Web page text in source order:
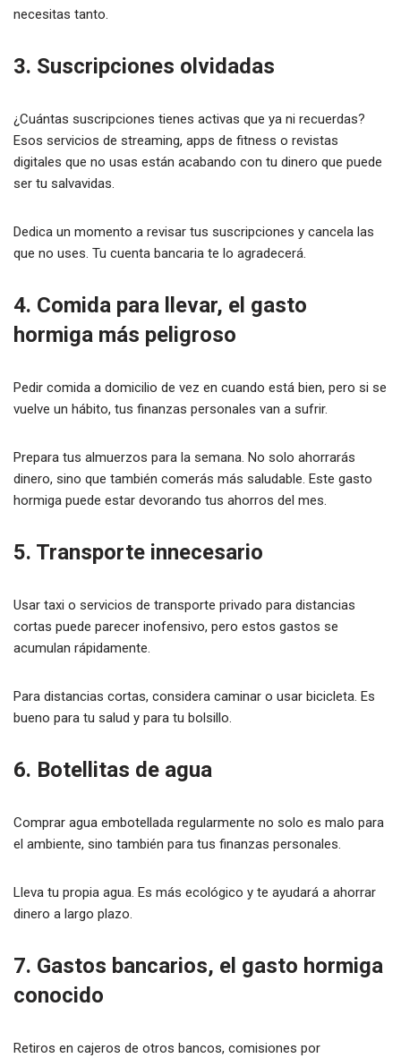
necesitas tanto.
3. Suscripciones olvidadas
¿Cuántas suscripciones tienes activas que ya ni recuerdas?
Esos servicios de streaming, apps de fitness o revistas
digitales que no usas están acabando con tu dinero que puede
ser tu salvavidas.
Dedica un momento a revisar tus suscripciones y cancela las
que no uses. Tu cuenta bancaria te lo agradecerá.
4. Comida para llevar, el gasto
hormiga más peligroso
Pedir comida a domicilio de vez en cuando está bien, pero si se
vuelve un hábito, tus finanzas personales van a sufrir.
Prepara tus almuerzos para la semana. No solo ahorrarás
dinero, sino que también comerás más saludable. Este gasto
hormiga puede estar devorando tus ahorros del mes.
5. Transporte innecesario
Usar taxi o servicios de transporte privado para distancias
cortas puede parecer inofensivo, pero estos gastos se
acumulan rápidamente.
Para distancias cortas, considera caminar o usar bicicleta. Es
bueno para tu salud y para tu bolsillo.
6. Botellitas de agua
Comprar agua embotellada regularmente no solo es malo para
el ambiente, sino también para tus finanzas personales.
Lleva tu propia agua. Es más ecológico y te ayudará a ahorrar
dinero a largo plazo.
7. Gastos bancarios, el gasto hormiga
conocido
Retiros en cajeros de otros bancos, comisiones por